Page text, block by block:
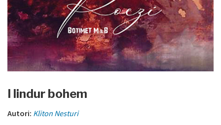
I lindur bohem
Autori: Kliton Nesturi